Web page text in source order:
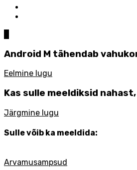
Android M tähendab
Eelmine lugu
Kas sulle meeldiksid
Järgmine lugu
Sulle võib ka meeldida:
Arvamusampsud